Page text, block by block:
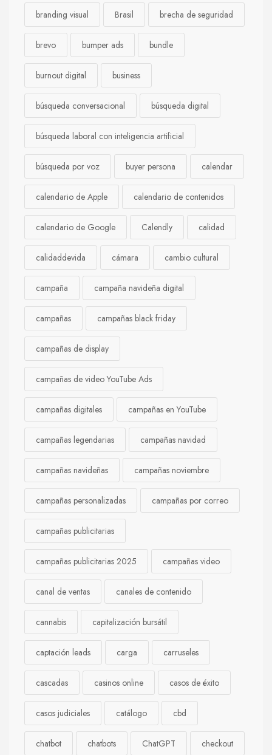
branding visual Brasil brecha de seguridad
brevo bumper ads bundle
burnout digital business
búsqueda conversacional búsqueda digital
búsqueda laboral con inteligencia artificial
búsqueda por voz buyer persona calendar
calendario de Apple calendario de contenidos
calendario de Google Calendly calidad
calidaddevida cámara cambio cultural
campaña campaña navideña digital
campañas campañas black friday
campañas de display
campañas de video YouTube Ads
campañas digitales campañas en YouTube
campañas legendarias campañas navidad
campañas navideñas campañas noviembre
campañas personalizadas campañas por correo
campañas publicitarias
campañas publicitarias 2025 campañas video
canal de ventas canales de contenido
cannabis capitalización bursátil
captación leads carga carruseles
cascadas casinos online casos de éxito
casos judiciales catálogo cbd
chatbot chatbots ChatGPT checkout